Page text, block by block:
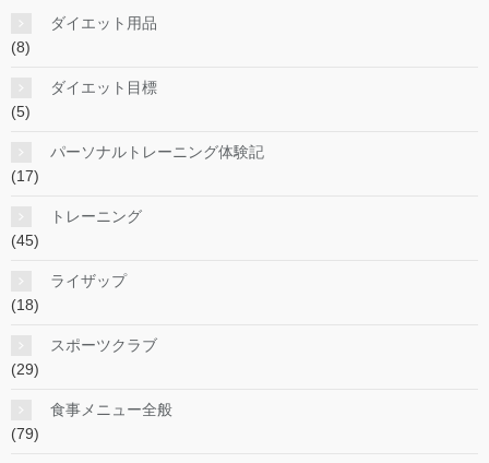
ダイエット用品
(8)
ダイエット目標
(5)
パーソナルトレーニング体験記
(17)
トレーニング
(45)
ライザップ
(18)
スポーツクラブ
(29)
食事メニュー全般
(79)